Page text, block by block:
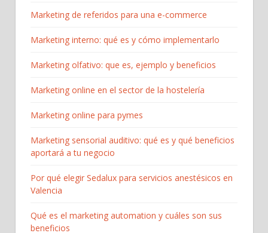
Marketing de referidos para una e-commerce
Marketing interno: qué es y cómo implementarlo
Marketing olfativo: que es, ejemplo y beneficios
Marketing online en el sector de la hostelería
Marketing online para pymes
Marketing sensorial auditivo: qué es y qué beneficios
aportará a tu negocio
Por qué elegir Sedalux para servicios anestésicos en
Valencia
Qué es el marketing automation y cuáles son sus
beneficios